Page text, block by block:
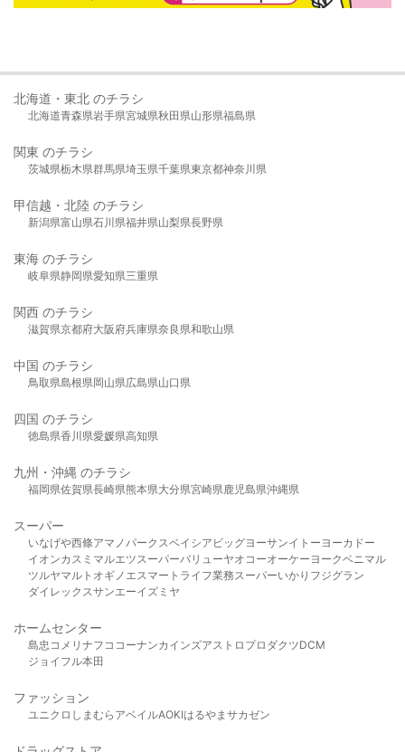
北海道・東北 のチラシ
北海道青森県岩手県宮城県秋田県山形県福島県
関東 のチラシ
茨城県栃木県群馬県埼玉県千葉県東京都神奈川県
甲信越・北陸 のチラシ
新潟県富山県石川県福井県山梨県長野県
東海 のチラシ
岐阜県静岡県愛知県三重県
関西 のチラシ
滋賀県京都府大阪府兵庫県奈良県和歌山県
中国 のチラシ
鳥取県島根県岡山県広島県山口県
四国 のチラシ
徳島県香川県愛媛県高知県
九州・沖縄 のチラシ
福岡県佐賀県長崎県熊本県大分県宮崎県鹿児島県沖縄県
スーパー
いなげや西條アマノパークスベイシア ビッグヨーサンイトーヨーカドー
イオンカスミ マルエツスーパーバリューヤオコーオーケー ヨークベニマル
ツルヤマルト オギノ エスマート ライフ業務スーパーいかり フジグラン
ダイレックスサンエーイズミヤ
ホームセンター
島忠 コメリ ナフコ コーナンカインズアストロプロダクツDCM
ジョイフル本田
ファッション
ユニクロ しまむら アベイルAOKIはるやま サカゼン